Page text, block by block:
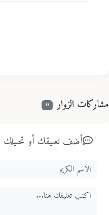
مشاركات الزوار 0
أضف تعليقك أو تحليلك